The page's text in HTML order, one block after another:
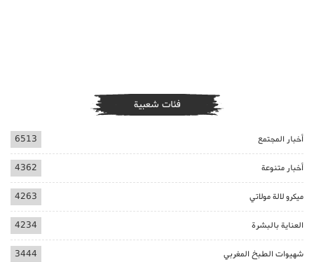
فئات شعبية
أخبار المجتمع 6513
أخبار متنوعة 4362
ميكرو لالة مولاتي 4263
العناية بالبشرة 4234
شهيوات الطبخ المغربي 3444